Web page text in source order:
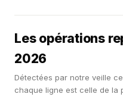
Les opérations
2026
Détectées par notre veille
chaque ligne est celle de la